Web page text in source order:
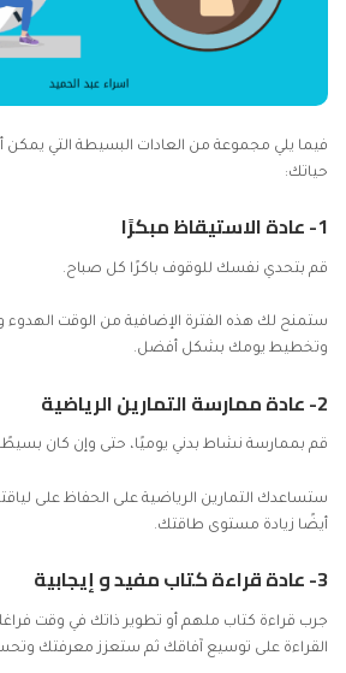
فيما يلي مجموعة من العادات البسيطة التي
حياتك:
1- عادة الاستيقاظ مبكرًا
قم بتحدي نفسك للوقوف باكرًا كل صباح.
ستمنح لك هذه الفترة الإضافية من الوقت الهدوء
وتخطيط يومك بشكل أفضل.
2- عادة ممارسة التمارين الرياضية
قم بممارسة نشاط بدني يوميًا، حتى وإن كان
ستساعدك التمارين الرياضية على الحفاظ على
أيضًا زيادة مستوى طاقتك.
3- عادة قراءة كتاب مفيد و إيجابية
جرب قراءة كتاب ملهم أو تطوير ذاتك في وقت
القراءة على توسيع آفاقك ثم ستعزز معرفتك